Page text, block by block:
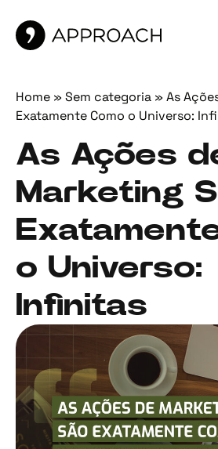
Home » Sem categoria » As
Exatamente Como o Universo:
As Ações
Marketing
o Universo:
Infinitas